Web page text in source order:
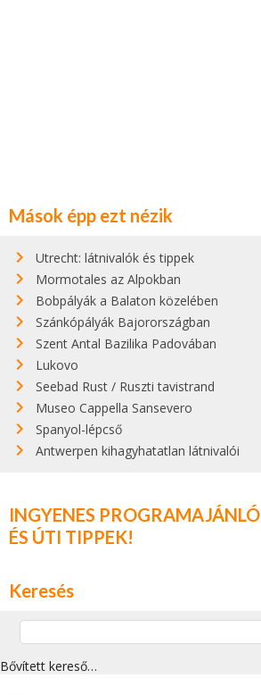
Mások épp ezt nézik
Utrecht: látnivalók és tippek
Mormotales az Alpokban
Bobpályák a Balaton közelében
Szánkópályák Bajorországban
Szent Antal Bazilika Padovában
Lukovo
Seebad Rust / Ruszti tavistrand
Museo Cappella Sansevero
Spanyol-lépcső
Antwerpen kihagyhatatlan látnivalói
INGYENES PROGRAMAJÁNLÓ
ÉS ÚTI TIPPEK!
Keresés
Bővített kereső…